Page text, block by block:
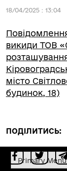
18/04/2025 : 13:04
викиди ТОВ
місто
будинок, 18)
ПОДІЛИТИСЬ:
Primary Menu